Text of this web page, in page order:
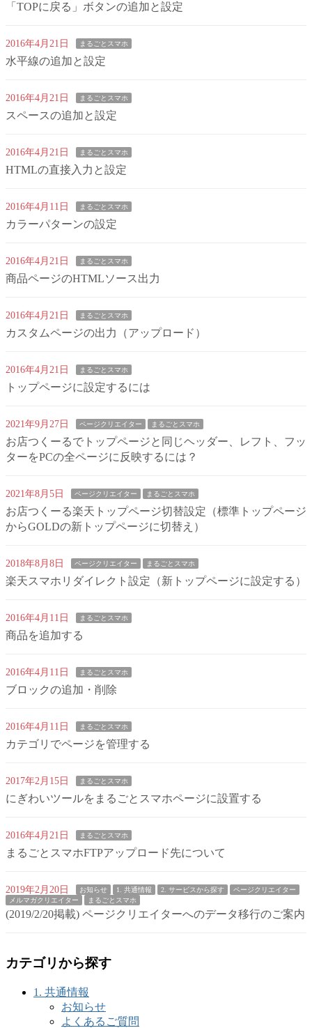
「TOPに戻る」ボタンの追加と設定
2016年4月21日 まるごとスマホ
水平線の追加と設定
2016年4月21日 まるごとスマホ
スペースの追加と設定
2016年4月21日 まるごとスマホ
HTMLの直接入力と設定
2016年4月11日 まるごとスマホ
カラーパターンの設定
2016年4月21日 まるごとスマホ
商品ページのHTMLソース出力
2016年4月21日 まるごとスマホ
カスタムページの出力（アップロード）
2016年4月21日 まるごとスマホ
トップページに設定するには
2021年9月27日 ページクリエイター まるごとスマホ
お店つくーるでトップページと同じヘッダー、レフト、フッ
ターをPCの全ページに反映するには？
2021年8月5日 ページクリエイター まるごとスマホ
お店つくーる楽天トップページ切替設定（標準トップページ
からGOLDの新トップページに切替え）
2018年8月8日 ページクリエイター まるごとスマホ
楽天スマホリダイレクト設定（新トップページに設定する）
2016年4月11日 まるごとスマホ
商品を追加する
2016年4月11日 まるごとスマホ
ブロックの追加・削除
2016年4月11日 まるごとスマホ
カテゴリでページを管理する
2017年2月15日 まるごとスマホ
にぎわいツールをまるごとスマホページに設置する
2016年4月21日 まるごとスマホ
まるごとスマホFTPアップロード先について
2019年2月20日 お知らせ 1. 共通情報 2. サービスから探す
ページクリエイター
メルマガクリエイター
まるごとスマホ
(2019/2/20掲載) ページクリエイターへのデータ移行のご案内
カテゴリから探す
1. 共通情報
お知らせ
よくあるご質問